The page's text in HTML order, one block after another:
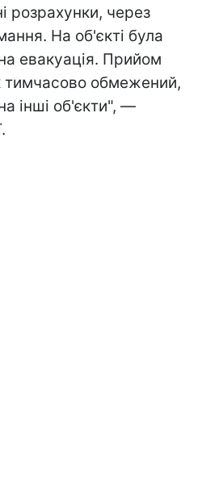
через
На об'єкті була
евакуація. Прийом
тимчасово обмежений,
інші об'єкти", —